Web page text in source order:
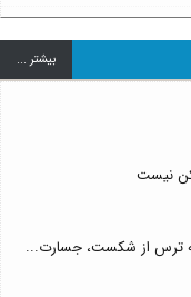
بيشتر ...
نیست
ترس از شکست، جسارت...